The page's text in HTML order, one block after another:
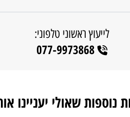
לייעוץ ראשוני טלפוני:
077-9973868
נוספות שאולי יעניינו